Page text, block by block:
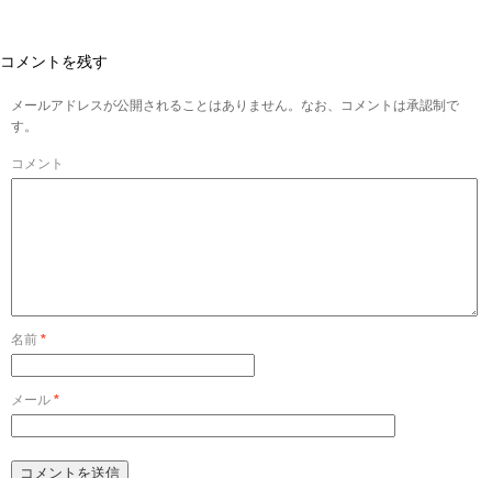
コメントを残す
メールアドレスが公開されることはありません。なお、コメントは承認制で
す。
コメント
名前 *
メール *